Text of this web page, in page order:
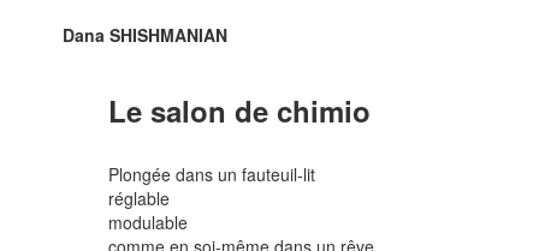
Dana SHISHMANIAN
Le salon de chimio
Plongée dans un fauteuil-lit
réglable
modulable
comme en soi-même dans un rêve